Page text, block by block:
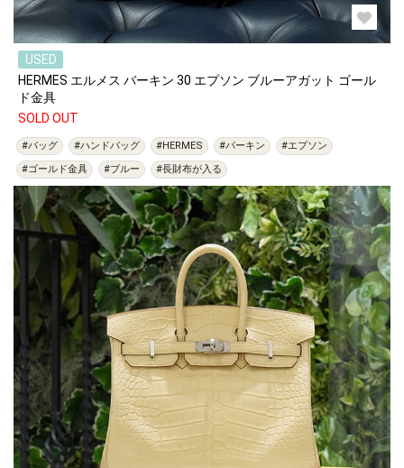
USED
HERMES エルメス バーキン 30 エプソン ブルーアガット ゴール
ド金具
SOLD OUT
#バッグ #ハンドバッグ #HERMES #バーキン
#エプソン
#ゴールド金具
#ブルー #長財布が入る